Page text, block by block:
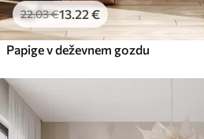
22.03€13 .22 €
Papige v deževnem gozdu